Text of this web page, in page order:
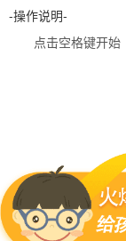
-操作说明-
点击空格键开始